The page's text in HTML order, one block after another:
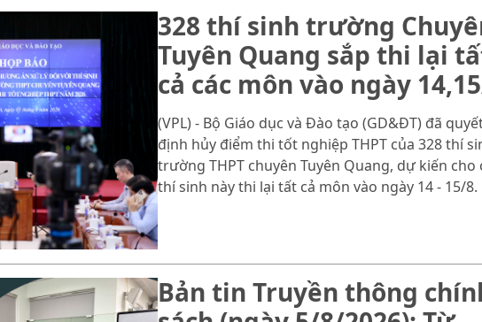
328 thí sinh trường
Tuyên Quang sắp thi lại
cả các môn vào ngày
(VPL) - Bộ Giáo dục và Đào tạo (GD&ĐT) đã
định hủy điểm thi tốt nghiệp THPT của 328 thí
trường THPT chuyên Tuyên Quang, dự kiến cho
thí sinh này thi lại tất cả môn vào ngày 14 - 15/8.
Bản tin Truyền thông